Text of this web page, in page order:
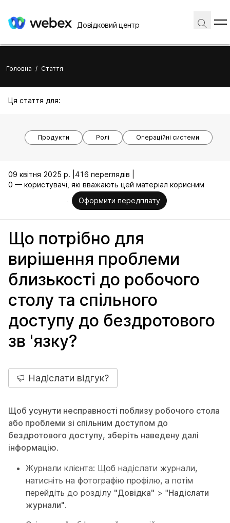
Довідковий центр
Головна / Стаття
Ця стаття для:
Продукти Ролі Операційні системи
09 квітня 2025 р. | 416 переглядів |
0 — користувачі, які вважають цей матеріал корисним
Оформити передплату
Що потрібно для
вирішення проблеми
близькості до робочого
столу та спільного
доступу до бездротового
зв 'язку?
Надіслати відгук?
Щоб усунути несправності поблизу робочого стола
або проблеми зі спільним доступом до
бездротового доступу, зберіть наведену далі
інформацію.
Журнали клієнта: Щоб надіслати журнали,
натисніть на фотографію профілю, а потім
перейдіть до розділу "Довідка" > "Надіслати
журнали".